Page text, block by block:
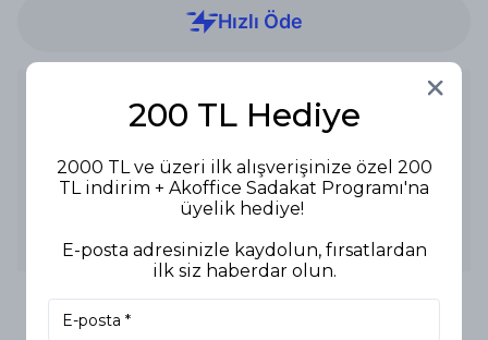
Ürün Tipi: Geçmeli Sap
Boyut: 1.3 mt
Özellikler:
- Geçmeli bağlantı sistemi ile pratik kullanım.
- Hafif alüminyum yapı, uzun ömürlü kullanım.
masalar için uygundur.
200 TL Hediye
2000 TL ve üzeri ilk alışverişinize özel 200
TL indirim + Akoffice Sadakat Programı'na
üyelik hediye!
E-posta adresinizle kaydolun, fırsatlardan
ilk siz haberdar olun.